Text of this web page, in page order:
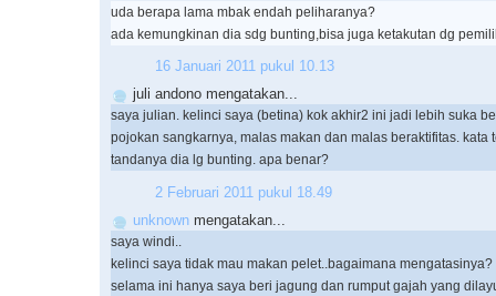
uda berapa lama mbak endah peliharanya?
ada kemungkinan dia sdg bunting,bisa juga ketakutan dg
16 Januari 2011 pukul 10.13
juli andono mengatakan...
saya julian. kelinci saya (betina) kok akhir2 ini jadi lebih suka
pojokan sangkarnya, malas makan dan malas beraktifitas. kata
tandanya dia lg bunting. apa benar?
2 Februari 2011 pukul 18.49
unknown mengatakan...
saya windi..
kelinci saya tidak mau makan pelet..bagaimana mengatasinya?
selama ini hanya saya beri jagung dan rumput gajah yang